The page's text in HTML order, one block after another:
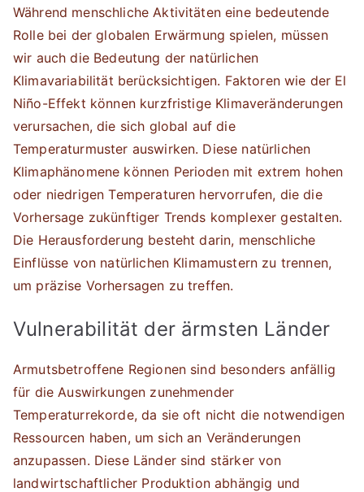
Während menschliche Aktivitäten eine bedeutende
Rolle bei der globalen Erwärmung spielen, müssen
wir auch die Bedeutung der natürlichen
Klimavariabilität berücksichtigen. Faktoren wie der El
Niño-Effekt können kurzfristige Klimaveränderungen
verursachen, die sich global auf die
Temperaturmuster auswirken. Diese natürlichen
Klimaphänomene können Perioden mit extrem hohen
oder niedrigen Temperaturen hervorrufen, die die
Vorhersage zukünftiger Trends komplexer gestalten.
Die Herausforderung besteht darin, menschliche
Einflüsse von natürlichen Klimamustern zu trennen,
um präzise Vorhersagen zu treffen.
Vulnerabilität der ärmsten Länder
Armutsbetroffene Regionen sind besonders anfällig
für die Auswirkungen zunehmender
Temperaturrekorde, da sie oft nicht die notwendigen
Ressourcen haben, um sich an Veränderungen
anzupassen. Diese Länder sind stärker von
landwirtschaftlicher Produktion abhängig und